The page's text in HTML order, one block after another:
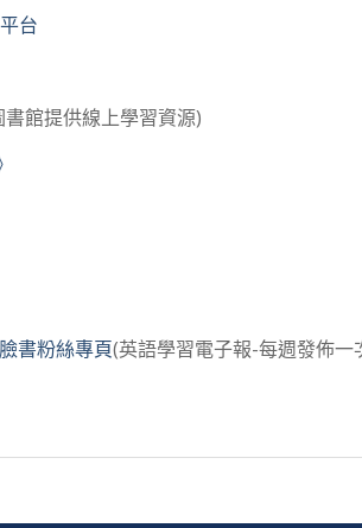
台
書館提供線上學習資源)
書粉絲專頁(英語學習電子報-每週發佈一